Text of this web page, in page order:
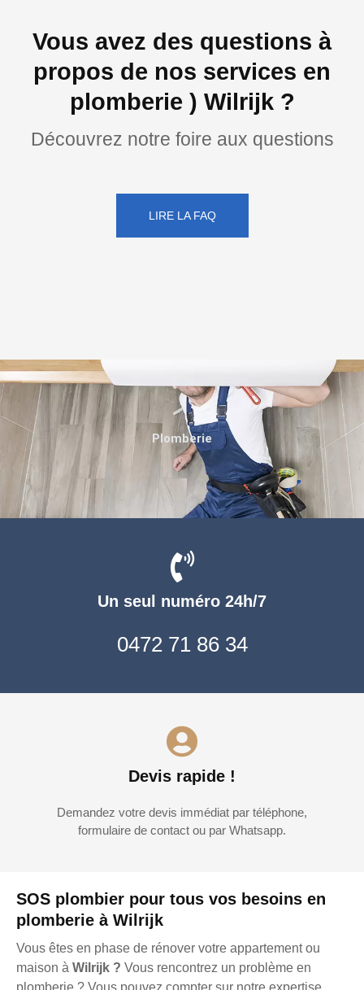
Vous avez des questions à
propos de nos services en
plomberie ) Wilrijk ?
Découvrez notre foire aux questions
LIRE LA FAQ
SOS plombier pour tous vos besoins en
plomberie à Wilrijk
Vous êtes en phase de rénover votre appartement ou
maison à Wilrijk ? Vous rencontrez un problème en
Un seul numéro 24h/7
0472 71 86 34
Devis rapide !
Demandez votre devis immédiat par téléphone,
formulaire de contact ou par Whatsapp.
Plomberie